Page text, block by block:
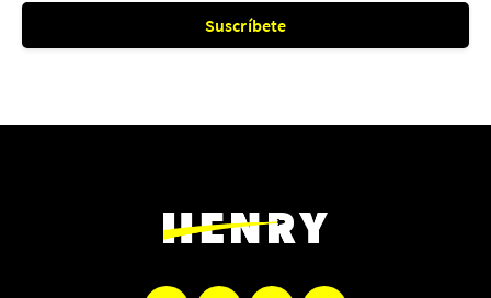
Suscríbete